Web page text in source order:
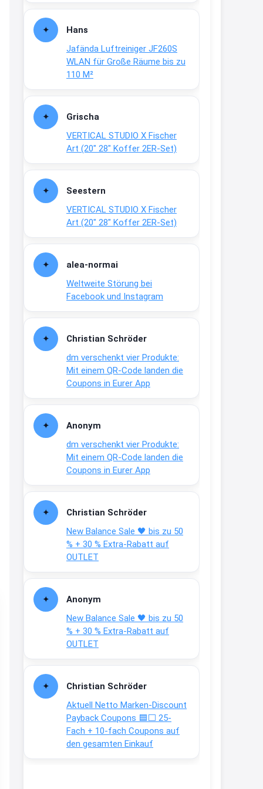
Hans
Jafända Luftreiniger JF260S
WLAN für Große Räume bis zu
110 M²
Grischa
VERTICAL STUDIO X Fischer
Art (20″ 28″ Koffer 2ER-Set)
Seestern
VERTICAL STUDIO X Fischer
Art (20″ 28″ Koffer 2ER-Set)
alea-normai
Weltweite Störung bei
Facebook und Instagram
Christian Schröder
dm verschenkt vier Produkte:
Mit einem QR-Code landen die
Coupons in Eurer App
Anonym
dm verschenkt vier Produkte:
Mit einem QR-Code landen die
Coupons in Eurer App
Christian Schröder
New Balance Sale 🖤 bis zu 50
% + 30 % Extra-Rabatt auf
OUTLET
Anonym
New Balance Sale 🖤 bis zu 50
% + 30 % Extra-Rabatt auf
OUTLET
Christian Schröder
Aktuell Netto Marken-Discount
Payback Coupons 🟦⬜ 25-
Fach + 10-fach Coupons auf
den gesamten Einkauf
Fielmann-Blinkis mehr / wurde
www.fielmann-
group.com/blinkis...
13:44
dich zu sehen, alles gut?
15:01
An 01.08. / Sensodyne Rabatt 3€
/ max. 15.000www.erlebe-
↩
www.meineapotheke.de/
2:19
↩
Joachim
www.linda.de/vorteile/coupons/...
2:21
↩
Gratis Hitzewarn-Aufkleber /
verfärbt sich ab 28 Grad /siehe
Text weiter unten
shop.bioeg.de/aufkleber-
achtun...
↩
Joachim
Gratis personalisierte 7-Tage
Ration Micronährstoffe/ Vitamine
↩
Joachim